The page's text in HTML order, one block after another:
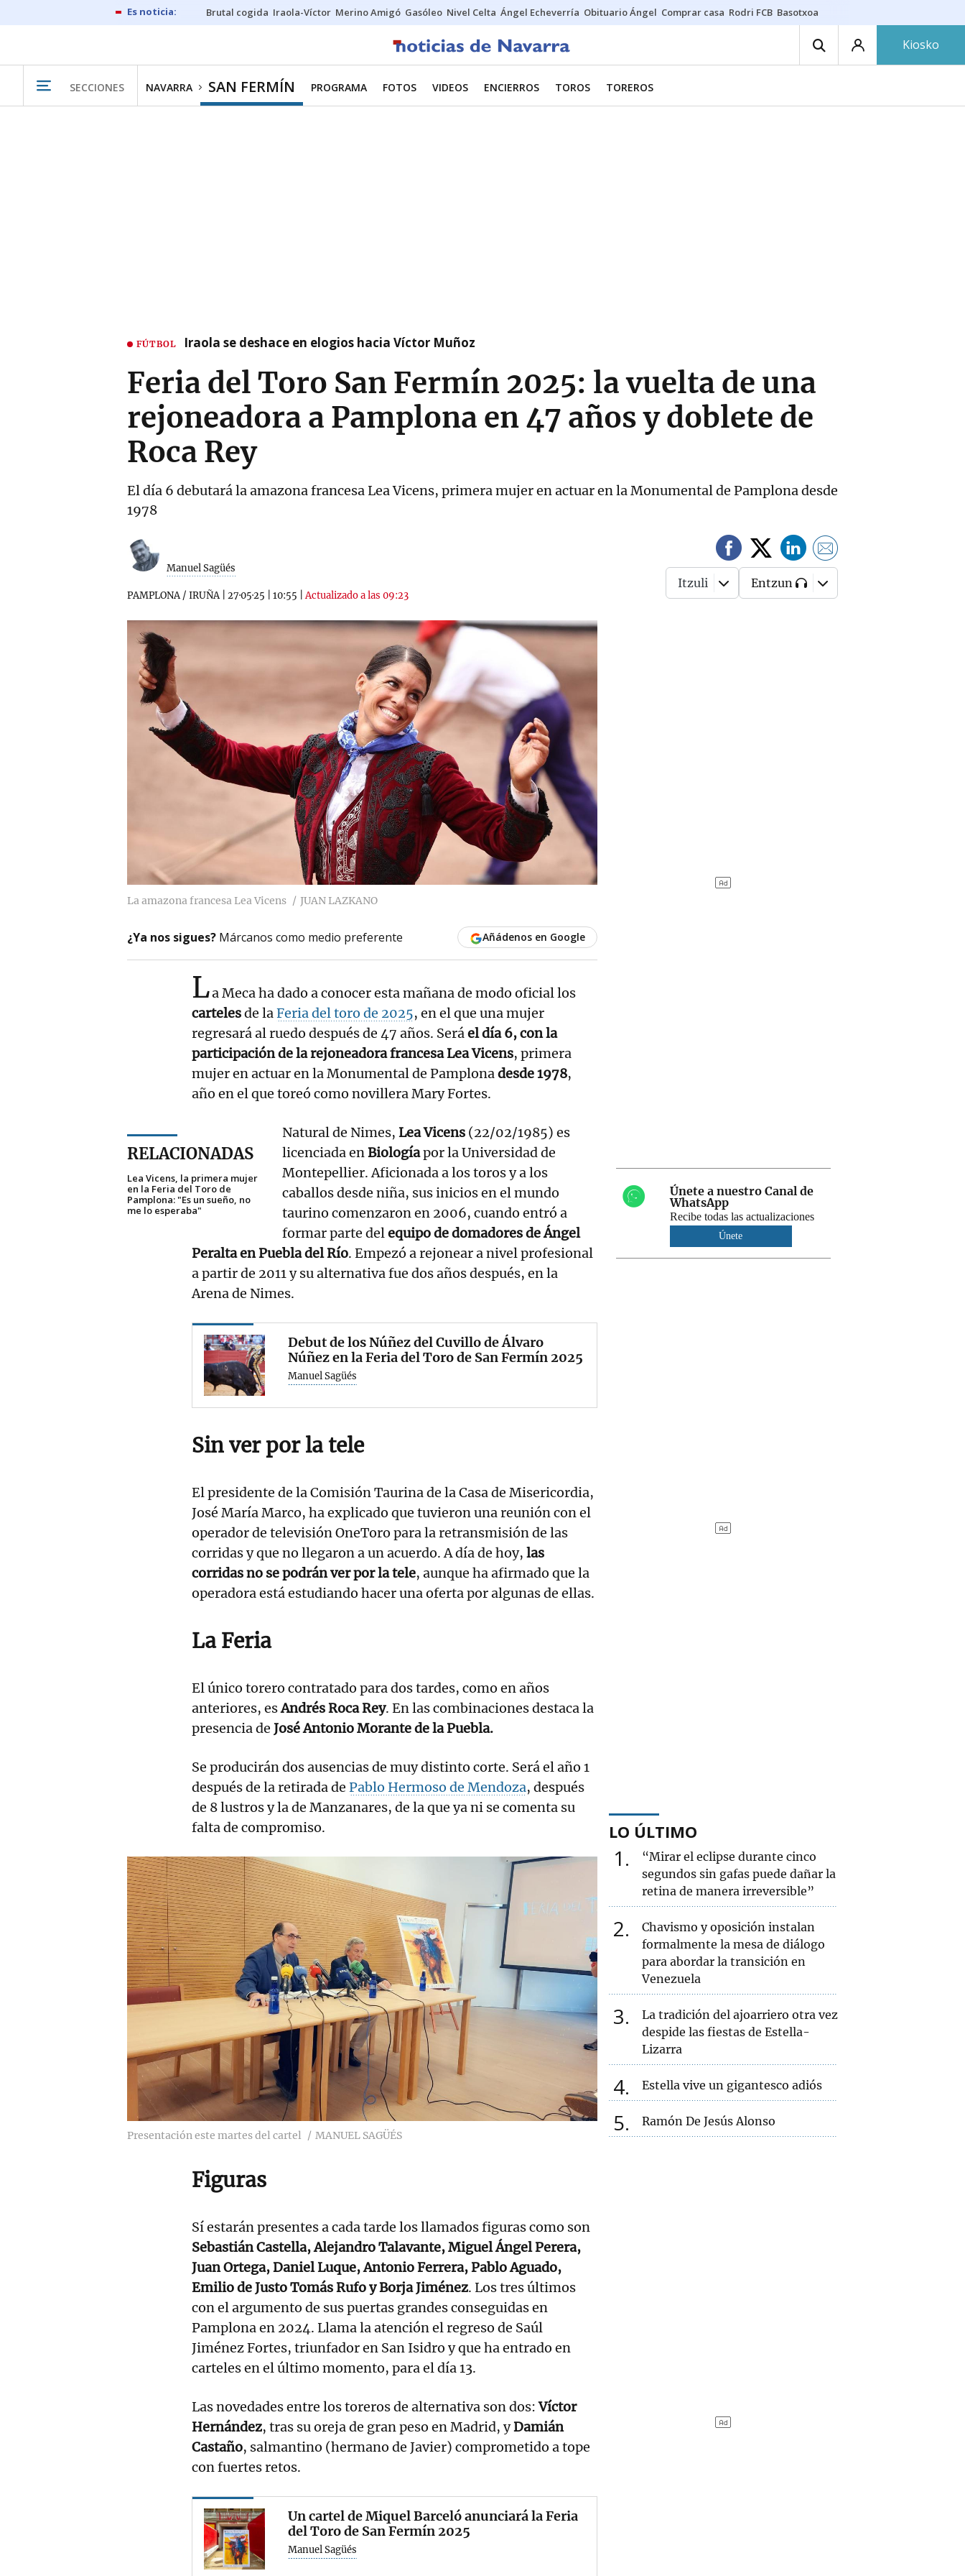
Brutal cogida Iraola-Víctor Merino Amigó Gasóleo Nivel Celta Ángel Echeverría Obituario Ángel Comprar casa Rodri FCB Basotxoa
Kiosko
SECCIONES NAVARRA SAN FERMÍN PROGRAMA FOTOS VIDEOS ENCIERROS TOROS TOREROS
FÚTBOL Iraola se deshace en elogios hacia Víctor Muñoz
Feria del Toro San Fermín 2025: la vuelta de una
rejoneadora a Pamplona en 47 años y doblete de
Roca Rey
El día 6 debutará la amazona francesa Lea Vicens, primera mujer en actuar en la Monumental de Pamplona desde
1978
Manuel Sagüés
PAMPLONA / IRUÑA| 27·05·25 10:55 |Actualizado a las 09:23
Itzuli Entzun
La amazona francesa Lea Vicens JUAN LAZKANO
¿Ya nos sigues? Márcanos como medio preferente Añádenos en Google
La Meca ha dado a conocer esta mañana de modo oficial los
cartelesde laFeria del toro de 2025, en el que una mujer
regresará al ruedo después de 47 años. Seráel día 6, con la
participación de la rejoneadora francesa Lea Vicens, primera
mujer en actuar en la Monumental de Pamplonadesde 1978,
año en el que toreó como novillera Mary Fortes.
RELACIONADAS
Lea Vicens, la primera mujer
en la Feria del Toro de
Pamplona: "Es un sueño, no
me lo esperaba"
Natural de Nimes, Lea Vicens (22/02/1985) es
licenciada enBiologíapor la Universidad de
Montepellier. Aficionada a los toros y a los
caballos desde niña, sus inicios en el mundo
taurino comenzaron en 2006, cuando entró a
formar parte delequipo de domadores de Ángel
Peralta en Puebla del Río. Empezó a rejonear a nivel profesional
a partir de 2011 y su alternativa fue dos años después, en la
Arena de Nimes.
Debut de los Núñez del Cuvillo de Álvaro
Núñez en la Feria del Toro de San Fermín 2025
Manuel Sagüés
Sin ver por la tele
El presidente de la Comisión Taurina de la Casa de Misericordia,
José María Marco, ha explicado que tuvieron una reunión con el
operador de televisión OneToro para la retransmisión de las
corridas y que no llegaron a un acuerdo. A día de hoy, las
corridas no se podrán ver por la tele, aunque ha afirmado que la
operadora está estudiando hacer una oferta por algunas de ellas.
La Feria
El único torero contratado para dos tardes, como en años
anteriores, esAndrés Roca Rey. En las combinaciones destaca la
presencia de José Antonio Morante de la Puebla.
Se producirán dos ausencias de muy distinto corte. Será el año 1
después de la retirada de Pablo Hermoso de Mendoza, después
de 8 lustros y la de Manzanares, de la que ya ni se comenta su
falta de compromiso.
Presentación este martes del cartel MANUEL SAGÜÉS
Figuras
Sí estarán presentes a cada tarde los llamados figuras como son
Sebastián Castella, Alejandro Talavante, Miguel Ángel Perera,
Juan Ortega, Daniel Luque, Antonio Ferrera, Pablo Aguado,
Emilio de Justo Tomás Rufo y Borja Jiménez. Los tres últimos
con el argumento de sus puertas grandes conseguidas en
Pamplona en 2024. Llama la atención el regreso de Saúl
Jiménez Fortes, triunfador en San Isidro y que ha entrado en
carteles en el último momento, para el día 13.
Las novedades entre los toreros de alternativa son dos:Víctor
Hernández, tras su oreja de gran peso en Madrid, yDamián
Castaño, salmantino (hermano de Javier) comprometido a tope
con fuertes retos.
Un cartel de Miquel Barceló anunciará la Feria
del Toro de San Fermín 2025
Manuel Sagüés
Únete a nuestro Canal de
WhatsApp
Recibe todas las actualizaciones
Únete
LO ÚLTIMO
1
“Mirar el eclipse durante cinco
segundos sin gafas puede dañar la
retina de manera irreversible”
2
Chavismo y oposición instalan
formalmente la mesa de diálogo
para abordar la transición en
Venezuela
3
La tradición del ajoarriero otra vez
despide las fiestas de Estella-
Lizarra
4 Estella vive un gigantesco adiós
5 Ramón De Jesús Alonso